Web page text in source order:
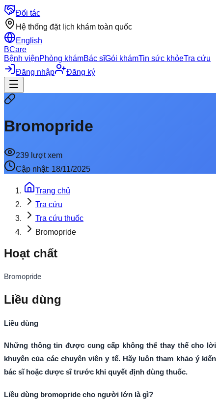
Đối tác
Hệ thống đặt lịch khám toàn quốc
English
BCare
Bệnh việnPhòng khámBác sĩGói khámTin sức khỏeTra cứu
Đăng nhập
Đăng ký
Bromopride
239 lượt xem
Cập nhật: 18/11/2025
Trang chủ
Tra cứu
Tra cứu thuốc
Bromopride
Hoạt chất
Bromopride
Liều dùng
Liều dùng
Những thông tin được cung cấp không thể thay thế cho lời
khuyên của các chuyên viên y tế. Hãy luôn tham khảo ý kiến
bác sĩ hoặc dược sĩ trước khi quyết định dùng thuốc.
Liều dùng bromopride cho người lớn là gì?